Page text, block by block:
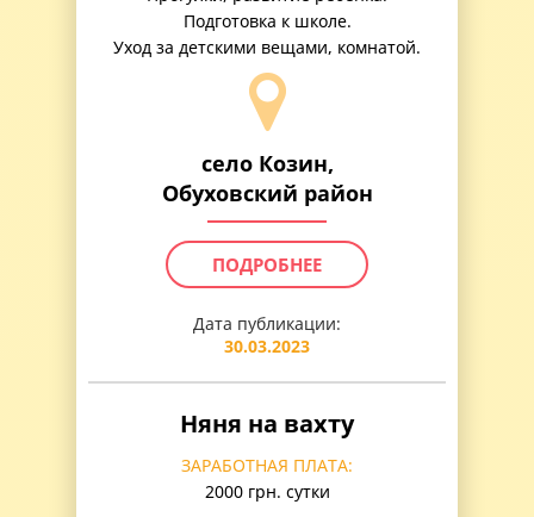
Подготовка к школе.
Уход за детскими вещами, комнатой.
село Козин,
Обуховский район
ПОДРОБНЕЕ
Дата публикации:
30.03.2023
Няня на вахту
ЗАРАБОТНАЯ ПЛАТА:
2000 грн. сутки